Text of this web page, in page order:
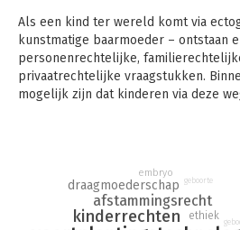
Als een kind ter wereld komt via
kunstmatige baarmoeder – ontstaan
personenrechtelijke,
privaatrechtelijke vraagstukken.
mogelijk zijn dat kinderen via deze
Het Nederlandse afstammingsrecht is
adagium mater semper certa est: de
wordt geboren is altijd zeker. Maar
kinderrechten
afstammingsrecht
draagmoederschap
ethiek
embryo
geboorte